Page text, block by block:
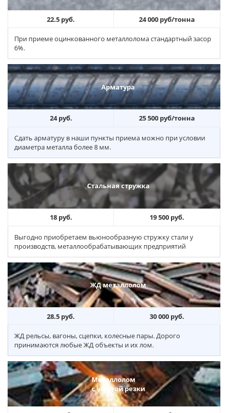
22.5 руб. 24 000 руб/тонна
При приеме оцинкованного металлолома стандартный засор
6%.
Арматура
24 руб. 25 500 руб/тонна
Сдать арматуру в наши пункты приема можно при условии
диаметра металла более 8 мм.
Стальная стружка
18 руб. 19 500 руб.
Выгодно приобретаем вьюнообразную стружку стали у
производств, металлообрабатывающих предприятий
ЖД металлолом
28.5 руб. 30 000 руб.
ЖД рельсы, вагоны, сцепки, колесные пары. Дорого
принимаются любые ЖД объекты и их лом.
Металлолом
с услугой резки